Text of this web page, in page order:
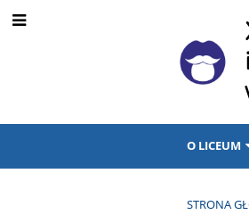
O LICEUM
STRONA